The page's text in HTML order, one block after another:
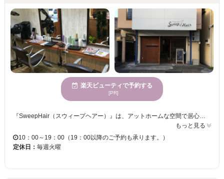
楽天ビューティで予約する
[PR]
『SweepHair（スウィープヘアー）』は、アットホームな空間で居心地満点のサロンです♪キッズスペースも設けていますので、お子様連れの方も安心してご来店下さい☆様々なサービスでお客様に素敵な時間をお届けします♪19：00まで営業しておりますので、お買い物ついでやお仕事帰りにも気軽にお立ち寄りください☆ お客様1人ひとりスコープを使い、しっかりカウンセリングさせていただきます♪希望のスタイルを上手に伝えられない方や、勇気がなくてヘアチェンジが出来ない方の悩みを汲み取り、似合うスタイルをご提案させて頂きますので、初めての方も気軽にご来店下さい！
もっと見る
10：00～19：00（19：00以降のご予約も承ります。）
定休日： 毎週火曜